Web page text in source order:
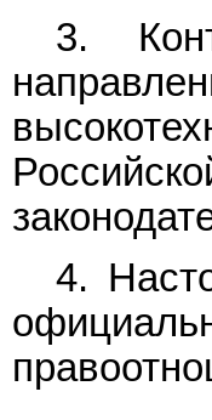
3.
4.